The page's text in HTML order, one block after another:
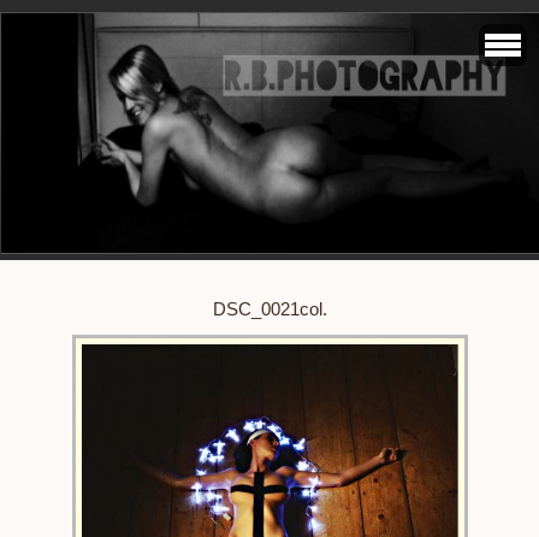
DSC_0021col.